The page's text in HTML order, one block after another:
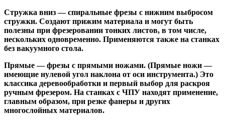
Стружка вниз— спиральные фрезы с нижним выбросом
стружки. Создают прижим материала и могут быть
полезны при фрезеровании тонких листов, в том числе,
нескольких одновременно. Применяются также на станках
без вакуумного стола.
Прямые— фрезы с прямыми ножами. (Прямые ножи —
имеющие нулевой угол наклона от оси инструмента.) Это
классика деревообработки и первый выбор для раскроя
ручным фрезером. На станках с ЧПУ находят применение,
главным образом, при резке фанеры и других
многослойных материалов.